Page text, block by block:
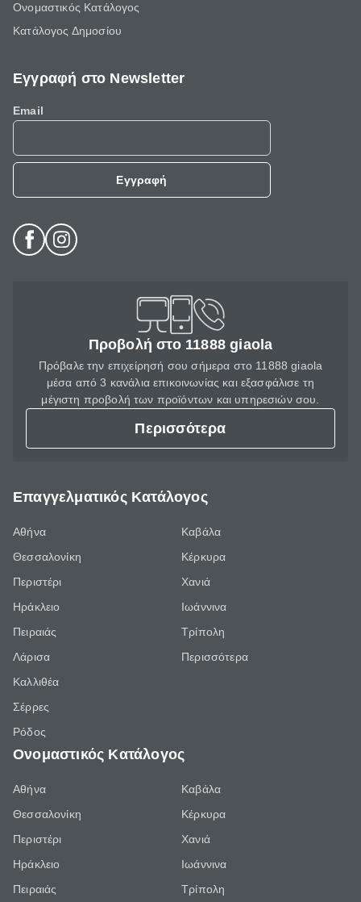
Ονομαστικός Κατάλογος
Κατάλογος Δημοσίου
Εγγραφή στο Newsletter
Email
Εγγραφή
Προβολή στο 11888 giaola
Πρόβαλε την επιχείρησή σου σήμερα στο 11888 giaola
μέσα από 3 κανάλια επικοινωνίας και εξασφάλισε τη
μέγιστη προβολή των προϊόντων και υπηρεσιών σου.
Περισσότερα
Επαγγελματικός Κατάλογος
Αθήνα
Θεσσαλονίκη
Περιστέρι
Ηράκλειο
Πειραιάς
Λάρισα
Καλλιθέα
Σέρρες
Ρόδος
Καβάλα
Κέρκυρα
Χανιά
Ιωάννινα
Τρίπολη
Περισσότερα
Ονομαστικός Κατάλογος
Αθήνα
Θεσσαλονίκη
Περιστέρι
Ηράκλειο
Πειραιάς
Καβάλα
Κέρκυρα
Χανιά
Ιωάννινα
Τρίπολη